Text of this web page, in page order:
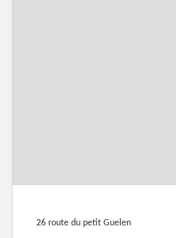
26 route du petit Guelen